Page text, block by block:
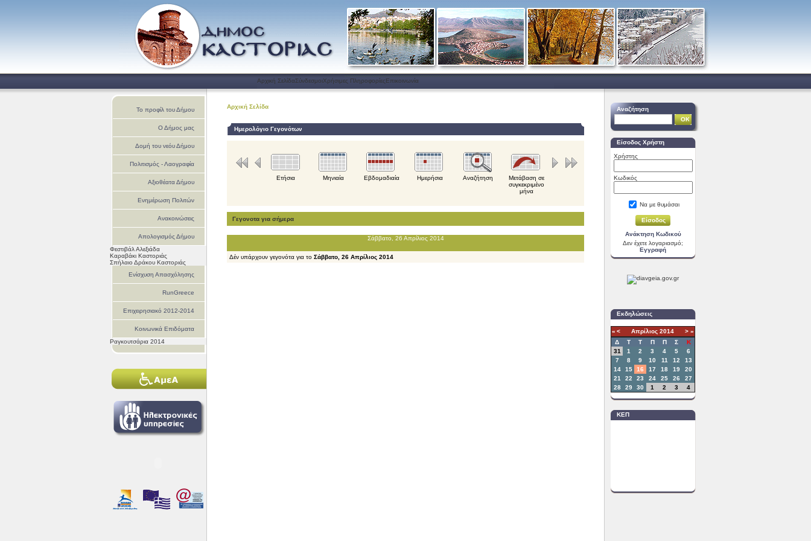
Αρχική ΣελίδαΣύνδεσμοιΧρήσιμες ΠληροφορίεςΕπικοινωνία
Το προφίλ του Δήμου
Ο Δήμος μας
Δομή του νεόυ Δήμου
Πολιτισμός - Λαογραφία
Αξιοθέατα Δήμου
Ενημέρωση Πολιτών
Ανακοινώσεις
Απολογισμός Δήμου
Καστοριάς
Φεστιβάλ Αλεξιάδα
Καραβάκι Καστοριάς
Σπήλαιο Δράκου Καστοριάς
Ενίσχυση Απασχόλησης
RunGreece
Επιχειρησιακό 2012-2014
Κοινωνικά Επιδόματα
Ραγκουτσάρια 2014
Αρχική Σελίδα
Ημερολόγιο Γεγονότων
Ετήσια Μηνιαία Εβδομαδιαία Ημερήσια Αναζήτηση
Μετάβαση σε
συγκεκριμένο
μήνα
Γεγονοτα για σήμερα
Σάββατο, 26 Απρίλιος 2014
Δέν υπάρχουν γεγονότα για το Σάββατο, 26 Απρίλιος 2014
Αναζήτηση
Είσοδος Χρήστη
Χρήστης
Κωδικός
Να με θυμάσαι
Ανάκτηση Κωδικού
Δεν έχετε λογαριασμό;
Εγγραφή
Εκδηλώσεις
« < Απρίλιος 2014 > »
Δ
T Τ Π Π Σ
Κ
31
1 2 3 4 5
6
7
8 9 10 11 12
13
14
15 16 17 18 19
20
21
22 23 24 25 26
27
28
29 30 1 2 3 4
ΚΕΠ